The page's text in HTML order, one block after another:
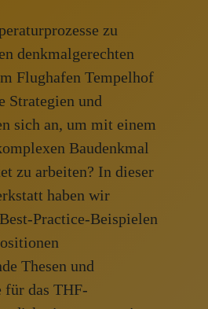
Denkmal
zu
denkmalgerechten
Flughafen Tempelhof
Strategien und
sich an, um mit einem
Baudenkmal
zu arbeiten? In dieser
haben wir
Practice-Beispielen
Thesen und
für das THF-